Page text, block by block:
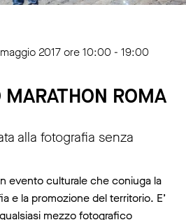
2017 ore 10:00 - 19:00
ROMA
alla fotografia senza
evento culturale che coniuga la
e la promozione del territorio. E’
mezzo fotografico